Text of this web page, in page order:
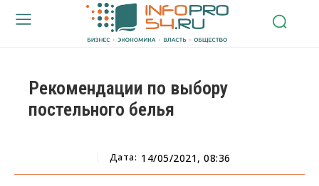
Рекомендации по выбору
постельного белья
Дата: 14/05/2021, 08:36